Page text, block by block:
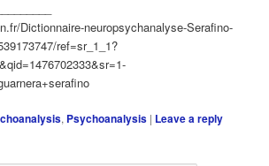
Dictionnaire-neuropsychanalyse-Serafino-
ref=sr_1_1?
, Psychoanalysis | Leave a reply